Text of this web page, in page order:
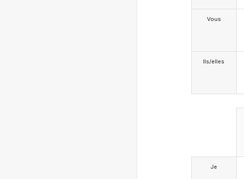
Vous
Ils/elles
Je